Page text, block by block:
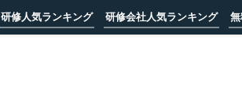
研修人気ランキング 研修会社人気ランキング